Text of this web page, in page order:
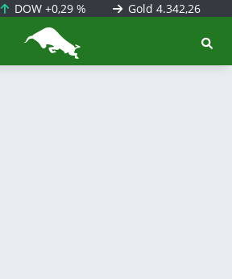
DOW+0,29 % Gold 4.342,26
BörsenNEWS.de